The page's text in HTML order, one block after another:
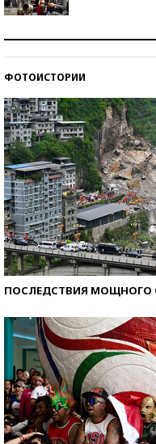
ФОТОИСТОРИИ
ПОСЛЕДСТВИЯ МОЩНОГО